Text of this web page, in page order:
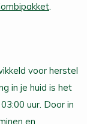
.
voor herstel
in je huid is het
uur. Door in
en